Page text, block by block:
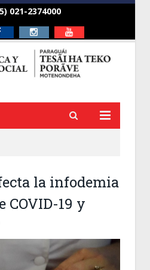
021-2374000
FacebookInstagramYoutube
la infodemia
COVID-19 y